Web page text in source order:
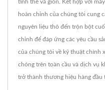
tinh thể và giòn. Kết hợp với
hoàn chỉnh của chúng tôi cung
nguyên liệu thô đến trộn bột
chỉnh để đáp ứng các yêu cầu
của chúng tôi về kỹ thuật chính
chóng trên toàn cầu và dịch vụ
trở thành thương hiệu hàng đầu